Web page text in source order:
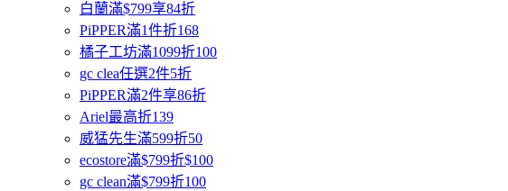
白蘭滿$799享84折
PiPPER滿1件折168
橘子工坊滿1099折100
gc clea任選2件5折
PiPPER滿2件享86折
Ariel最高折139
威猛先生滿599折50
ecostore滿$799折$100
gc clean滿$799折100